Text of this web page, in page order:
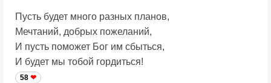
Пусть будет много разных планов,
Мечтаний, добрых пожеланий,
И пусть поможет Бог им сбыться,
И будет мы тобой гордиться!
58